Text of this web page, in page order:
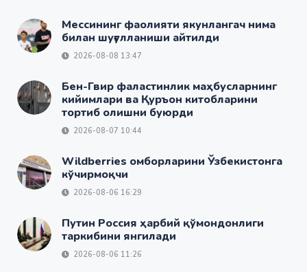
Мессининг фаолияти якунлангач нима
билан шуғулланиши айтилди
2026-08-08 13:47
Бен-Гвир фаластинлик маҳбусларнинг
кийимлари ва Қуръон китобларини
тортиб олишни буюрди
2026-08-07 10:44
Wildberries омборларини Ўзбекистонга
кўчирмоқчи
2026-08-06 16:29
Путин Россия ҳарбий қўмондонлиги
таркибини янгилади
2026-08-06 11:26